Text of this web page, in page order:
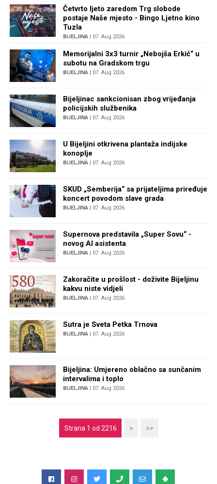
Četvrto ljeto zaredom Trg slobode
postaje Naše mjesto - Bingo Ljetno kino
Tuzla
BIJELJINA | 07. Aug 2026
Memorijalni 3x3 turnir „Nebojša Erkić“ u
subotu na Gradskom trgu
BIJELJINA | 07. Aug 2026
Bijeljinac sankcionisan zbog vrijeđanja
policijskih službenika
BIJELJINA | 07. Aug 2026
U Bijeljini otkrivena plantaža indijske
konoplje
BIJELJINA | 07. Aug 2026
SKUD „Semberija“ sa prijateljima priređuje
koncert povodom slave grada
BIJELJINA | 07. Aug 2026
Supernova predstavila „Super Sovu“ -
novog AI asistenta
BIJELJINA | 07. Aug 2026
Zakoračite u prošlost - doživite Bijeljinu
kakvu niste vidjeli
BIJELJINA | 07. Aug 2026
Sutra je Sveta Petka Trnova
BIJELJINA | 07. Aug 2026
Bijeljina: Umjereno oblačno sa sunčanim
intervalima i toplo
BIJELJINA | 07. Aug 2026
Strana 1 od 2216 > >>